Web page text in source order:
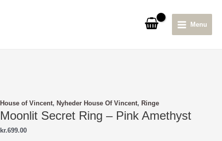
Menu
House of Vincent, Nyheder House Of Vincent, Ringe
Moonlit Secret Ring – Pink Amethyst
kr.699.00